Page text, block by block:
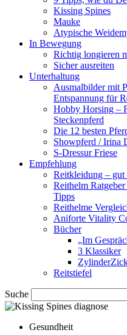
Kissing Spines
Mauke
Atypische
In Bewegung
Richtig longieren
Sicher ausreiten
Unterhaltung
Ausmalbilder mit
Entspannung für
Hobby Horsing –
Steckenpferd
Die 12 besten
Showpferd / Irina
S-Dressur Friese
Empfehlung
Reitkleidung – gut
Reithelm
Tipps
Reithelme
Aniforte Vitality
Bücher
„Im
3 Klassiker
Reitstiefel
Suche
Gesundheit